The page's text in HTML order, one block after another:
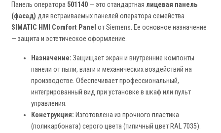
Панель оператора 501140 — это стандартная лицевая панель
(фасад) для встраиваемых панелей оператора семейства
SIMATIC HMI Comfort Panel от Siemens. Ее основное назначение
— защита и эстетическое оформление.
Назначение: Защищает экран и внутренние компонты
панели от пыли, влаги и механических воздействий на
производстве. Обеспечивает профессиональный,
интегрированный вид при установке в шкаф или пульт
управления.
Конструкция: Изготовлена из прочного пластика
(поликарбоната) серого цвета (типичный цвет RAL 7035).